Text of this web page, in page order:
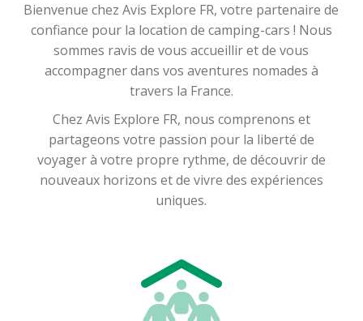
Bienvenue chez Avis Explore FR, votre partenaire de
confiance pour la location de camping-cars ! Nous
sommes ravis de vous accueillir et de vous
accompagner dans vos aventures nomades à
travers la France.
Chez Avis Explore FR, nous comprenons et
partageons votre passion pour la liberté de
voyager à votre propre rythme, de découvrir de
nouveaux horizons et de vivre des expériences
uniques.
et bien entretenus, afin que vous puissiez profiter
pleinement de votre périple. Que vous souhaitiez
parcourir les routes sinueuses de la campagne